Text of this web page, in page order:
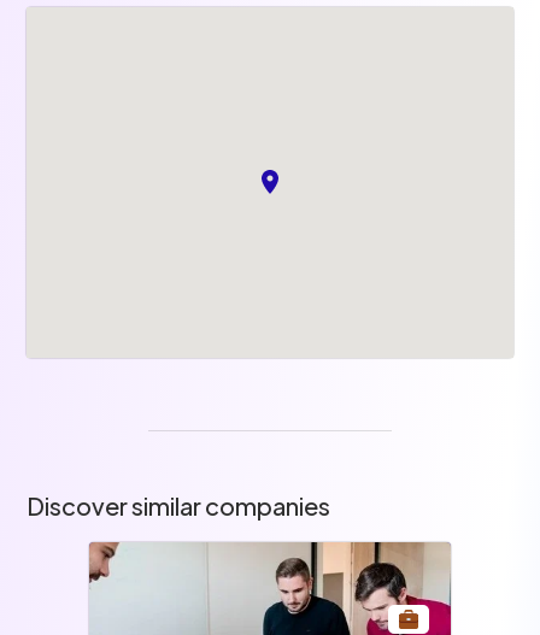
Discover similar companies